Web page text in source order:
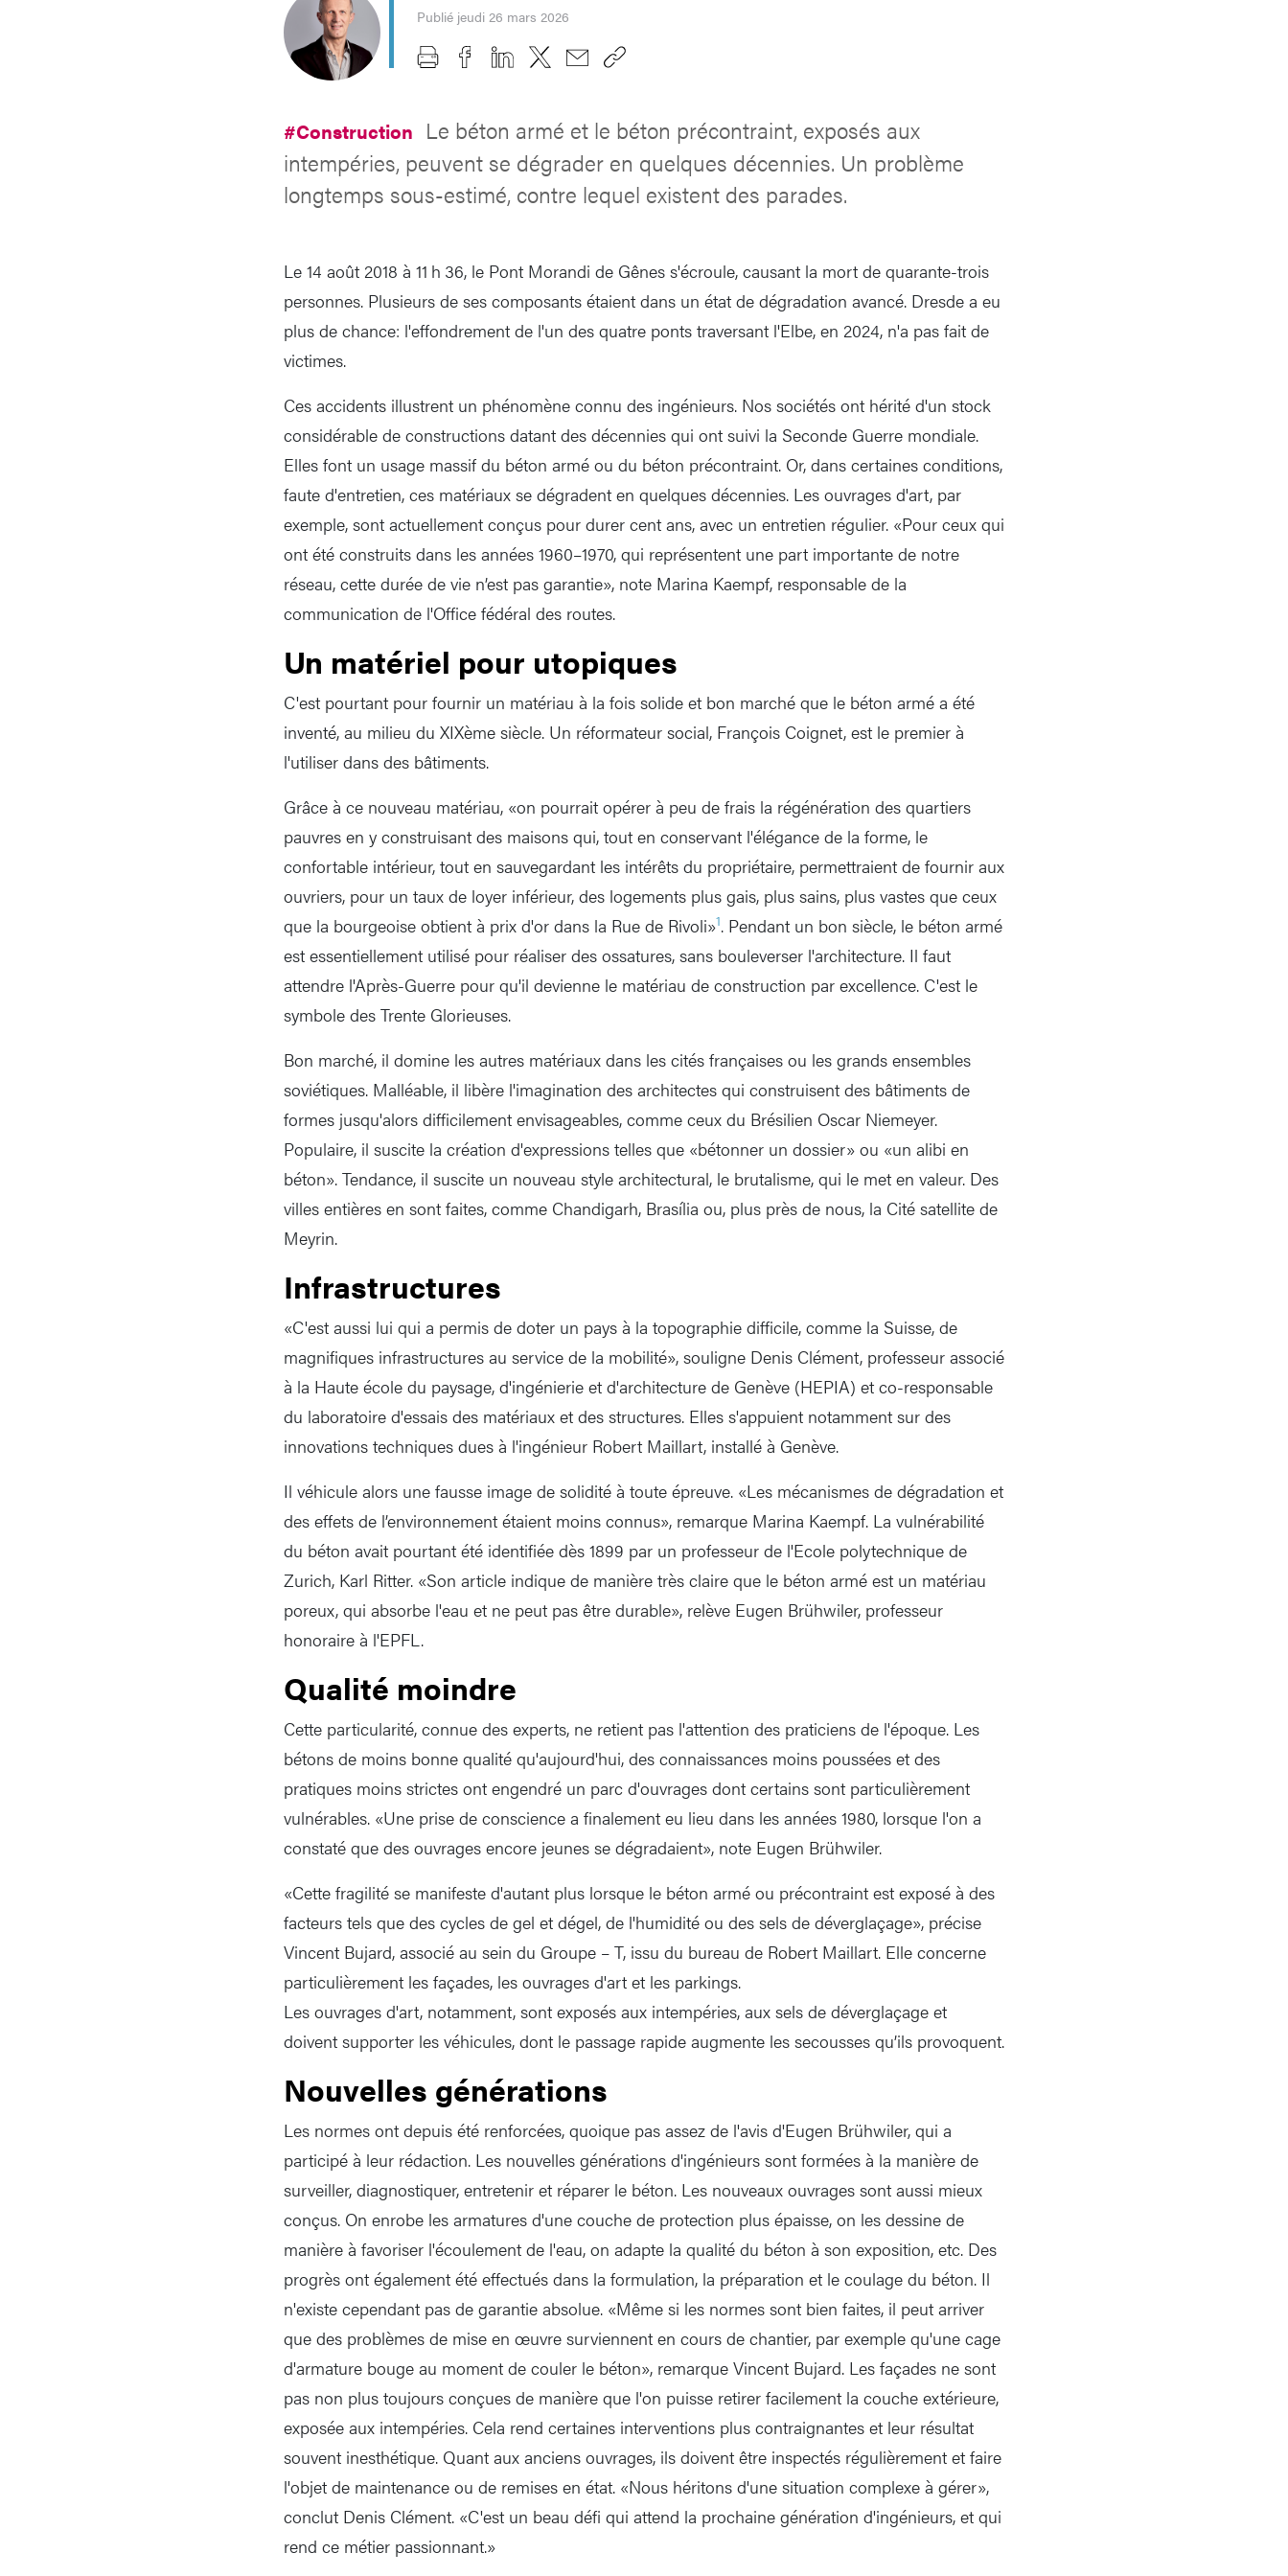
Publié jeudi 26 mars 2026
#Construction Le béton armé et le béton précontraint, exposés aux
intempéries, peuvent se dégrader en quelques décennies. Un problème
longtemps sous-estimé, contre lequel existent des parades.
Le 14 août 2018 à 11 h 36, le Pont Morandi de Gênes s'écroule, causant la mort de quarante-trois
personnes. Plusieurs de ses composants étaient dans un état de dégradation avancé. Dresde a eu
plus de chance: l'effondrement de l'un des quatre ponts traversant l'Elbe, en 2024, n'a pas fait de
victimes.
Ces accidents illustrent un phénomène connu des ingénieurs. Nos sociétés ont hérité d'un stock
considérable de constructions datant des décennies qui ont suivi la Seconde Guerre mondiale.
Elles font un usage massif du béton armé ou du béton précontraint. Or, dans certaines conditions,
faute d'entretien, ces matériaux se dégradent en quelques décennies. Les ouvrages d'art, par
exemple, sont actuellement conçus pour durer cent ans, avec un entretien régulier. «Pour ceux qui
ont été construits dans les années 1960–1970, qui représentent une part importante de notre
réseau, cette durée de vie n’est pas garantie», note Marina Kaempf, responsable de la
communication de l'Office fédéral des routes.
Un matériel pour utopiques
C'est pourtant pour fournir un matériau à la fois solide et bon marché que le béton armé a été
inventé, au milieu du XIXème siècle. Un réformateur social, François Coignet, est le premier à
l'utiliser dans des bâtiments.
Grâce à ce nouveau matériau, «on pourrait opérer à peu de frais la régénération des quartiers
pauvres en y construisant des maisons qui, tout en conservant l'élégance de la forme, le
confortable intérieur, tout en sauvegardant les intérêts du propriétaire, permettraient de fournir aux
ouvriers, pour un taux de loyer inférieur, des logements plus gais, plus sains, plus vastes que ceux
que la bourgeoise obtient à prix d'or dans la Rue de Rivoli»1. Pendant un bon siècle, le béton armé
est essentiellement utilisé pour réaliser des ossatures, sans bouleverser l'architecture. Il faut
attendre l'Après-Guerre pour qu'il devienne le matériau de construction par excellence. C'est le
symbole des Trente Glorieuses.
Bon marché, il domine les autres matériaux dans les cités françaises ou les grands ensembles
soviétiques. Malléable, il libère l'imagination des architectes qui construisent des bâtiments de
formes jusqu'alors difficilement envisageables, comme ceux du Brésilien Oscar Niemeyer.
Populaire, il suscite la création d'expressions telles que «bétonner un dossier» ou «un alibi en
béton». Tendance, il suscite un nouveau style architectural, le brutalisme, qui le met en valeur. Des
villes entières en sont faites, comme Chandigarh, Brasília ou, plus près de nous, la Cité satellite de
Meyrin.
Infrastructures
«C'est aussi lui qui a permis de doter un pays à la topographie difficile, comme la Suisse, de
magnifiques infrastructures au service de la mobilité», souligne Denis Clément, professeur associé
à la Haute école du paysage, d'ingénierie et d'architecture de Genève (HEPIA) et co-responsable
du laboratoire d'essais des matériaux et des structures. Elles s'appuient notamment sur des
innovations techniques dues à l'ingénieur Robert Maillart, installé à Genève.
Il véhicule alors une fausse image de solidité à toute épreuve. «Les mécanismes de dégradation et
des effets de l’environnement étaient moins connus», remarque Marina Kaempf. La vulnérabilité
du béton avait pourtant été identifiée dès 1899 par un professeur de l'Ecole polytechnique de
Zurich, Karl Ritter. «Son article indique de manière très claire que le béton armé est un matériau
poreux, qui absorbe l'eau et ne peut pas être durable», relève Eugen Brühwiler, professeur
honoraire à l'EPFL.
Qualité moindre
Cette particularité, connue des experts, ne retient pas l'attention des praticiens de l'époque. Les
bétons de moins bonne qualité qu'aujourd'hui, des connaissances moins poussées et des
pratiques moins strictes ont engendré un parc d'ouvrages dont certains sont particulièrement
vulnérables. «Une prise de conscience a finalement eu lieu dans les années 1980, lorsque l'on a
constaté que des ouvrages encore jeunes se dégradaient», note Eugen Brühwiler.
«Cette fragilité se manifeste d'autant plus lorsque le béton armé ou précontraint est exposé à des
facteurs tels que des cycles de gel et dégel, de l'humidité ou des sels de déverglaçage», précise
Vincent Bujard, associé au sein du Groupe – T, issu du bureau de Robert Maillart. Elle concerne
particulièrement les façades, les ouvrages d'art et les parkings.
Les ouvrages d'art, notamment, sont exposés aux intempéries, aux sels de déverglaçage et
doivent supporter les véhicules, dont le passage rapide augmente les secousses qu’ils provoquent.
Nouvelles générations
Les normes ont depuis été renforcées, quoique pas assez de l'avis d'Eugen Brühwiler, qui a
participé à leur rédaction. Les nouvelles générations d'ingénieurs sont formées à la manière de
surveiller, diagnostiquer, entretenir et réparer le béton. Les nouveaux ouvrages sont aussi mieux
conçus. On enrobe les armatures d'une couche de protection plus épaisse, on les dessine de
manière à favoriser l'écoulement de l'eau, on adapte la qualité du béton à son exposition, etc. Des
progrès ont également été effectués dans la formulation, la préparation et le coulage du béton. Il
n'existe cependant pas de garantie absolue. «Même si les normes sont bien faites, il peut arriver
que des problèmes de mise en œuvre surviennent en cours de chantier, par exemple qu'une cage
d'armature bouge au moment de couler le béton», remarque Vincent Bujard. Les façades ne sont
pas non plus toujours conçues de manière que l'on puisse retirer facilement la couche extérieure,
exposée aux intempéries. Cela rend certaines interventions plus contraignantes et leur résultat
souvent inesthétique. Quant aux anciens ouvrages, ils doivent être inspectés régulièrement et faire
l'objet de maintenance ou de remises en état. «Nous héritons d'une situation complexe à gérer»,
conclut Denis Clément. «C'est un beau défi qui attend la prochaine génération d'ingénieurs, et qui
rend ce métier passionnant.»